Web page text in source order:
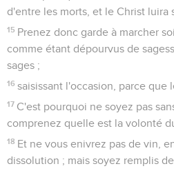
d'entre les morts, et le Christ luira
15 Prenez donc garde à marcher
comme étant dépourvus de
sages ;
16 saisissant l'occasion, parce que
17 C'est pourquoi ne soyez pas
comprenez quelle est la volonté
18 Et ne vous enivrez pas de vin,
dissolution ; mais soyez remplis de